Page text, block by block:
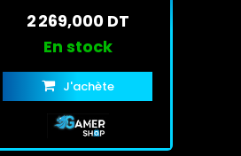
2 269,000 DT
En stock
J'achète